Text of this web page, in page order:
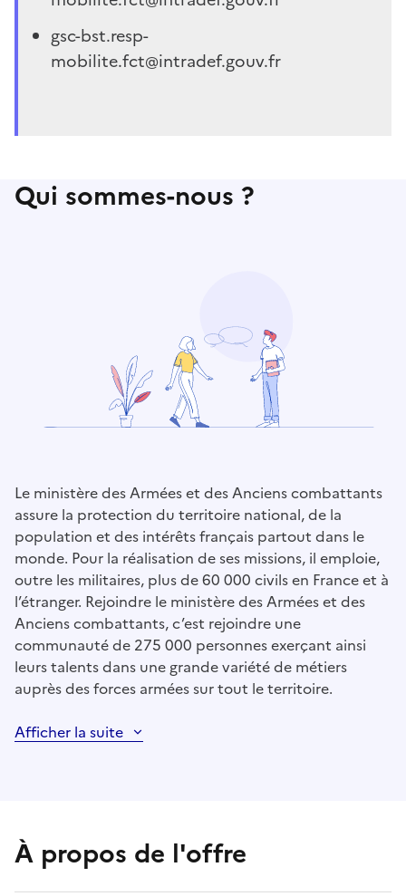
gsc-bst.resp-
mobilite.fct@intradef.gouv.fr
Qui sommes-nous ?
Le ministère des Armées et des Anciens combattants
assure la protection du territoire national, de la
population et des intérêts français partout dans le
monde. Pour la réalisation de ses missions, il emploie,
outre les militaires, plus de 60 000 civils en France et à
l’étranger. Rejoindre le ministère des Armées et des
Anciens combattants, c’est rejoindre une
communauté de 275 000 personnes exerçant ainsi
leurs talents dans une grande variété de métiers
auprès des forces armées sur tout le territoire.
Afficher la suite
À propos de l'offre